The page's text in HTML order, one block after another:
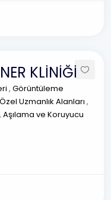
KLİNİĞİ
, Görüntüleme
Özel Uzmanlık Alanları ,
, Aşılama ve Koruyucu